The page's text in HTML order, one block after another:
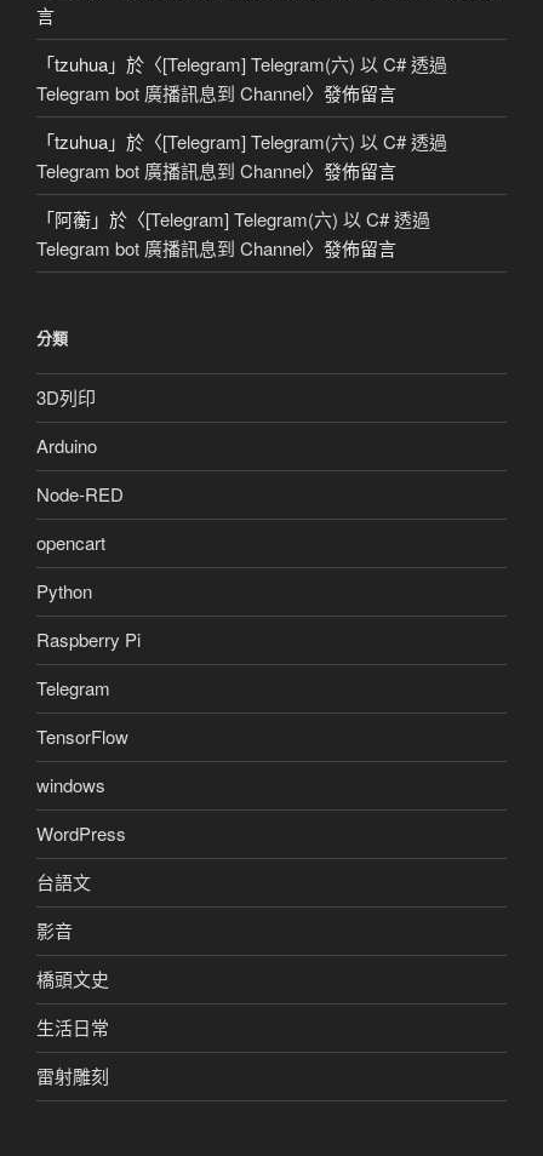
言
「tzuhua」於〈[Telegram] Telegram(六) 以 C# 透過
Telegram bot 廣播訊息到 Channel〉發佈留言
「tzuhua」於〈[Telegram] Telegram(六) 以 C# 透過
Telegram bot 廣播訊息到 Channel〉發佈留言
「阿蘅」於〈[Telegram] Telegram(六) 以 C# 透過
Telegram bot 廣播訊息到 Channel〉發佈留言
分類
3D列印
Arduino
Node-RED
opencart
Python
Raspberry Pi
Telegram
TensorFlow
windows
WordPress
台語文
影音
橋頭文史
生活日常
雷射雕刻